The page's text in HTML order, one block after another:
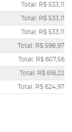
Total: R$ 533,11
Total: R$ 533,11
Total: R$ 533,11
Total: R$ 598,97
Total: R$ 607,56
Total: R$ 616,22
Total: R$ 624,97